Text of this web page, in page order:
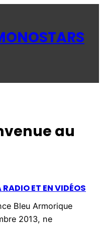
au
ET EN VIDÉOS
Bleu Armorique
2013, ne